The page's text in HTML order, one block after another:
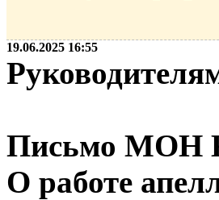
19.06.2025 16:55
Письмо МОН
О работе